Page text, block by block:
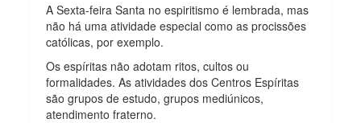
A Sexta-feira Santa no espiritismo é lembrada, mas
não há uma atividade especial como as procissões
católicas, por exemplo.
Os espíritas não adotam ritos, cultos ou
formalidades. As atividades dos Centros Espíritas
são grupos de estudo, grupos mediúnicos,
atendimento fraterno.